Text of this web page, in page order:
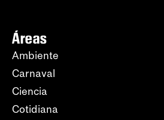
Áreas
Ambiente
Carnaval
Ciencia
Cotidiana